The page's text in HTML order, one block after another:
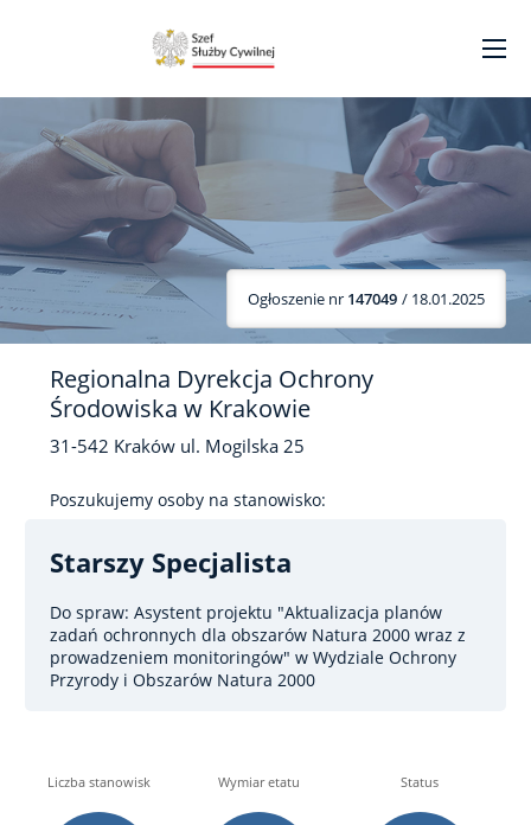
Ogłoszenie nr 147049 / 18.01.2025
Regionalna Dyrekcja Ochrony
Środowiska w Krakowie
31-542 Kraków ul. Mogilska 25
Poszukujemy osoby na stanowisko:
Starszy Specjalista
Do spraw: Asystent projektu "Aktualizacja planów
zadań ochronnych dla obszarów Natura 2000 wraz z
prowadzeniem monitoringów" w Wydziale Ochrony
Przyrody i Obszarów Natura 2000
Liczba stanowisk Wymiar etatu Status